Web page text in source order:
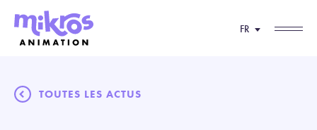
FR
TOUTES LES ACTUS